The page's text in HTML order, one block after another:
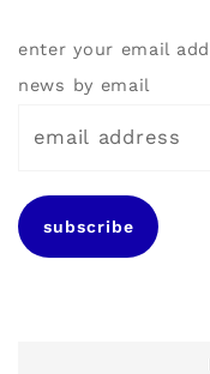
enter your email
news by email
i
subscribe